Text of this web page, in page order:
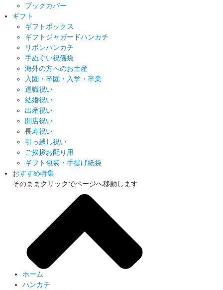
ブックカバー
ギフト
ギフトボックス
ギフトジャガードハンカチ
リボンハンカチ
手ぬぐい祝儀袋
海外の方へのお土産
入園・卒園・入学・卒業
退職祝い
結婚祝い
出産祝い
開店祝い
長寿祝い
引っ越し祝い
ご挨拶お配り用
ギフト包装・手提げ紙袋
おすすめ特集
そのままクリックでページへ移動します
ホーム
ハンカチ